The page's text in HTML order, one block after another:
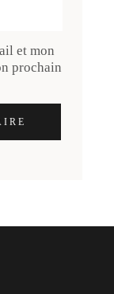
et mon
prochain